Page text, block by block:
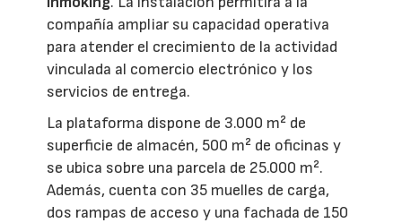
compañía ampliar su capacidad operativa
para atender el crecimiento de la actividad
vinculada al comercio electrónico y los
servicios de entrega.
La plataforma dispone de 3.000 m² de
superficie de almacén, 500 m² de oficinas y
se ubica sobre una parcela de 25.000 m².
Además, cuenta con 35 muelles de carga,
dos rampas de acceso y una fachada de 150